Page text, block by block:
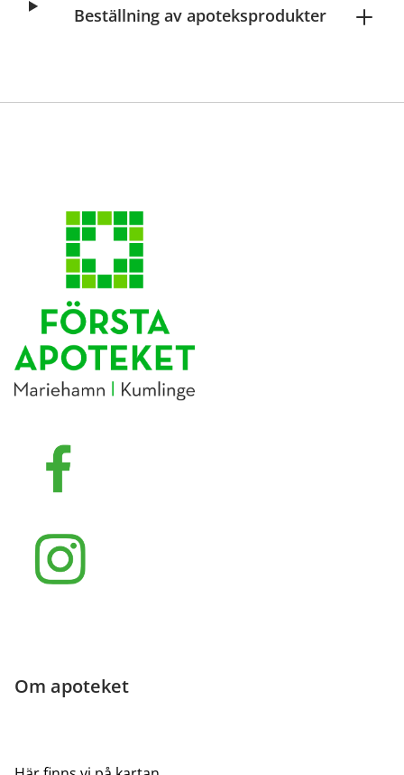
Beställning av apoteksprodukter
Om apoteket